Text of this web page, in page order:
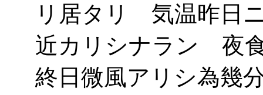
リ居タリ 気温昨日
近カリシナラン 夜
終日微風アリシ為幾